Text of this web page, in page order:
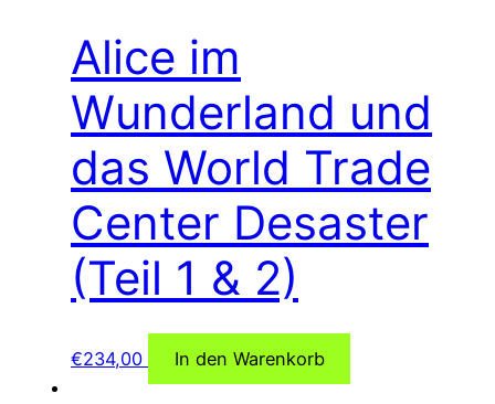
Alice im
Wunderland und
das World Trade
Center Desaster
(Teil 1 & 2)
€234,00 In den Warenkorb